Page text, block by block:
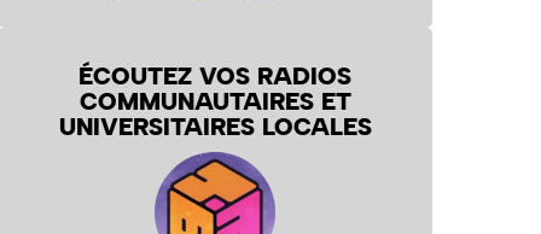
ÉCOUTEZ VOS RADIOS
COMMUNAUTAIRES ET
UNIVERSITAIRES LOCALES